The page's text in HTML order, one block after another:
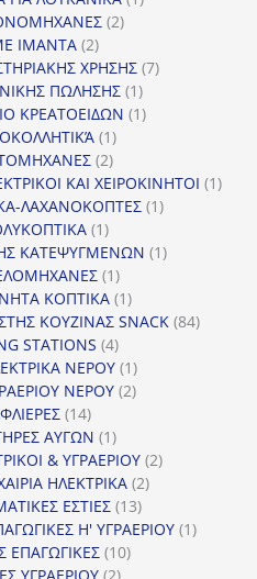
22
ΙΜΑΝΤΑ 22
προϊόντα
ΧΡΗΣΗΣ 77
ΠΩΛΗΣΗΣ 11
προϊόν
ΚΡΕΑΤΟΕΙΔΩΝ 11
11
προϊόν
22
προϊόντα
ΚΑΙ ΧΕΙΡΟΚΙΝΗΤΟΙ 11
ΛΑΧΑΝΟΚΟΠΤΕΣ 11
11
προϊόν
ΚΑΤΕΨΥΓΜΕΝΩΝ 11
11
προϊόν
ΚΟΠΤΙΚΑ 11
προϊόν
ΚΟΥΖΙΝΑΣ SNACK 8484
STATIONS 44
προϊόντα
ΝΕΡΟΥ 11
προϊόν
ΝΕΡΟΥ 22
1414
προϊόντα
ΑΥΓΩΝ 11
προϊόν
& ΥΓΡΑΕΡΙΟΥ 22
ΗΛΕΚΤΡΙΚΑ 22
ΕΣΤΙΕΣ 1313
προϊόντα
Η' ΥΓΡΑΕΡΙΟΥ 11
ΕΠΑΓΩΓΙΚΕΣ 1010
ΥΓΡΑΕΡΙΟΥ 22